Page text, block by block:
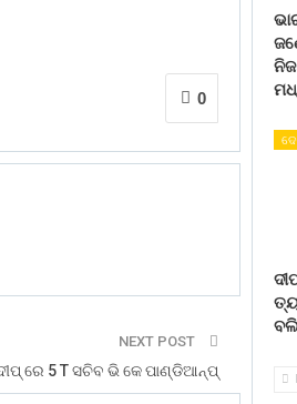
0
NEXT POST
ରେ 5 T ସଚିବ ଭି କେ ପାଣ୍ଡିଆନ୍ପ୍